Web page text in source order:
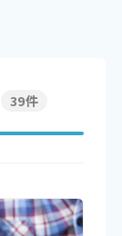
39件